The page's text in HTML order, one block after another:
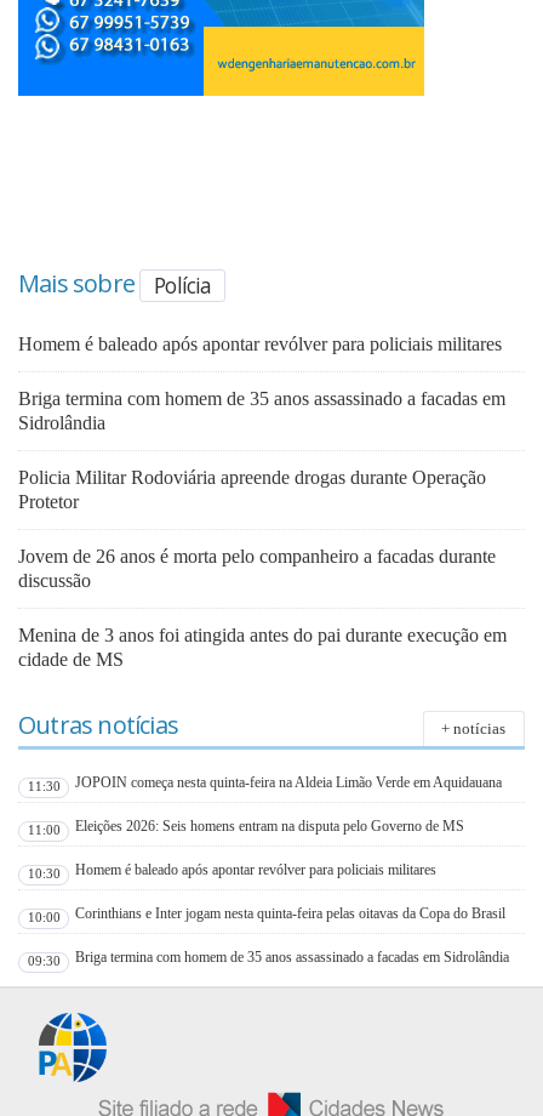
Mais sobre Polícia
Homem é baleado após apontar revólver para policiais militares
Briga termina com homem de 35 anos assassinado a facadas em
Sidrolândia
Policia Militar Rodoviária apreende drogas durante Operação
Protetor
Jovem de 26 anos é morta pelo companheiro a facadas durante
discussão
Menina de 3 anos foi atingida antes do pai durante execução em
cidade de MS
Outras notícias + notícias
11:30 JOPOIN começa nesta quinta-feira na Aldeia Limão Verde em Aquidauana
11:00 Eleições 2026: Seis homens entram na disputa pelo Governo de MS
10:30 Homem é baleado após apontar revólver para policiais militares
10:00 Corinthians e Inter jogam nesta quinta-feira pelas oitavas da Copa do Brasil
09:30 Briga termina com homem de 35 anos assassinado a facadas em Sidrolândia